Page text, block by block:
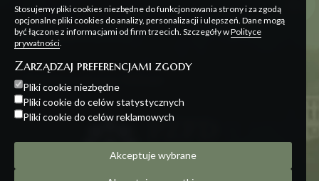
Polityka prywatności
Stosujemy pliki cookies niezbędne do funkcjonowania strony i za zgodą
opcjonalne pliki cookies do analizy, personalizacji i ulepszeń. Dane mogą
być łączone z informacjami od firm trzecich. Szczegóły wPolityce
prywatności.
Zarządzaj preferencjami zgody
Pliki cookie niezbędne
Pliki cookie do celów statystycznych
Pliki cookie do celów reklamowych
Akceptuje wybrane